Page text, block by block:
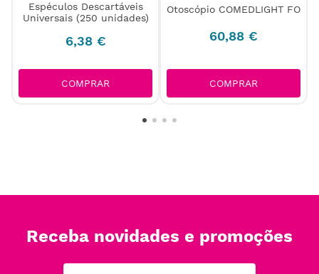
Espéculos Descartáveis
Universais (250 unidades)
6,38 €
COMPRAR
Otoscópio COMEDLIGHT FO
60,88 €
COMPRAR
Receba novidades e promoções